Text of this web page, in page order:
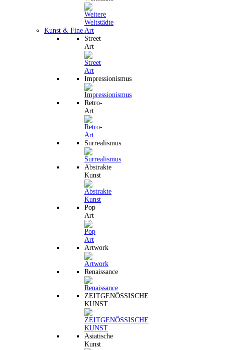
Kunst & Fine Art
Street
Art
Impressionismus
Retro-
Art
Surrealismus
Abstrakte
Kunst
Pop
Art
Artwork
Renaissance
ZEITGENÖSSISCHE
KUNST
Asiatische
Kunst